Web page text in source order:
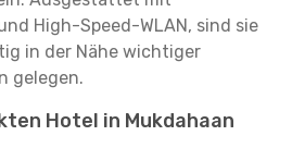
High-Speed-WLAN, sind sie
in der Nähe wichtiger
gelegen.
Hotel in Mukdahaan